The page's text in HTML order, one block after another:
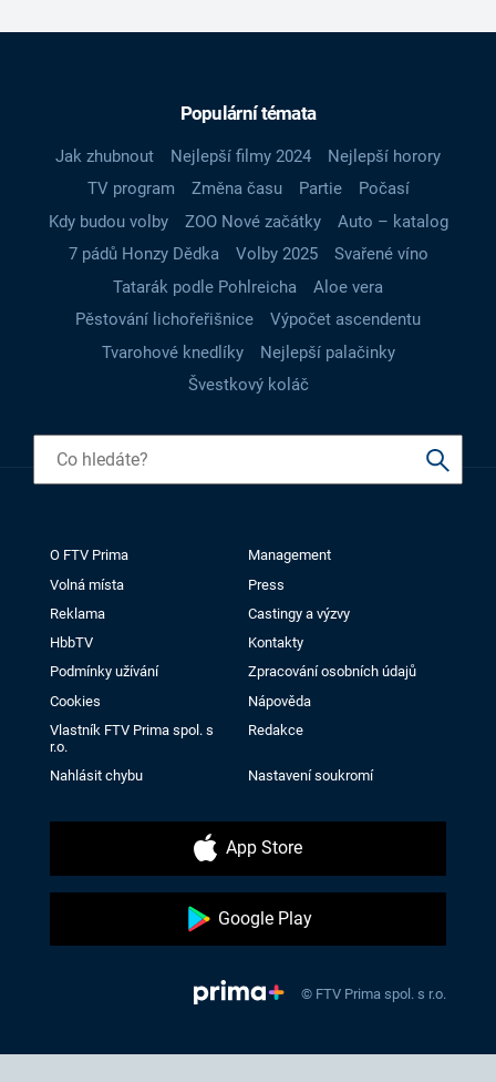
Populární témata
Jak zhubnout Nejlepší filmy 2024
Nejlepší horory
TV program
Změna času Partie
Počasí
Kdy budou volby
ZOO Nové začátky
Auto – katalog
7 pádů Honzy Dědka
Volby 2025
Svařené víno
Tatarák podle Pohlreicha
Aloe vera
Pěstování lichořeřišnice
Výpočet ascendentu
Tvarohové knedlíky
Nejlepší palačinky
Švestkový koláč
O FTV Prima
Management
Volná místa
Press
Reklama
Castingy a výzvy
HbbTV
Kontakty
Podmínky užívání
Zpracování osobních údajů
Cookies
Nápověda
Vlastník FTV Prima spol. s
r.o.
Redakce
Nahlásit chybu Nastavení soukromí
App Store
Google Play
© FTV Prima spol. s r.o.